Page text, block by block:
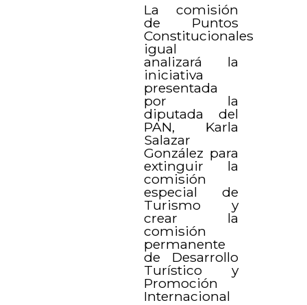
La comisión
de Puntos
Constitucionales
igual
analizará la
iniciativa
presentada
por la
diputada del
PAN, Karla
Salazar
González para
extinguir la
comisión
especial de
Turismo y
crear la
comisión
permanente
de Desarrollo
Turístico y
Promoción
Internacional